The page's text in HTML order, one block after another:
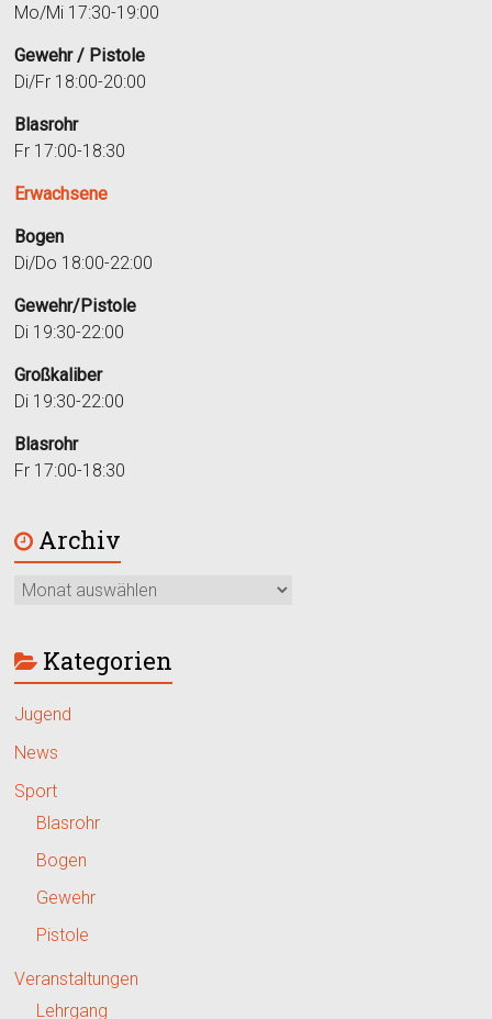
Mo/Mi 17:30-19:00
Gewehr / Pistole
Di/Fr 18:00-20:00
Blasrohr
Fr 17:00-18:30
Erwachsene
Bogen
Di/Do 18:00-22:00
Gewehr/Pistole
Di 19:30-22:00
Großkaliber
Di 19:30-22:00
Blasrohr
Fr 17:00-18:30
Archiv
Kategorien
Jugend
News
Sport
Blasrohr
Bogen
Gewehr
Pistole
Veranstaltungen
Lehrgang